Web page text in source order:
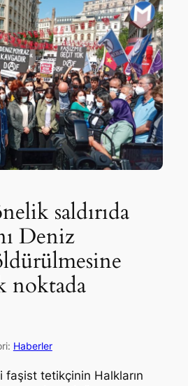
saldırıda
Deniz
noktada
Haberler
faşist tetikçinin Halkların